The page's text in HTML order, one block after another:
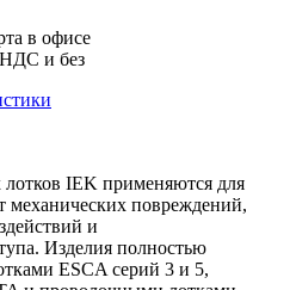
в офисе
НДС и без
IEK применяются для
механических повреждений,
и
Изделия полностью
ESCA серий 3 и 5,